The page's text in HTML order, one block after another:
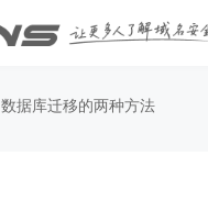
数据库迁移的两种方法